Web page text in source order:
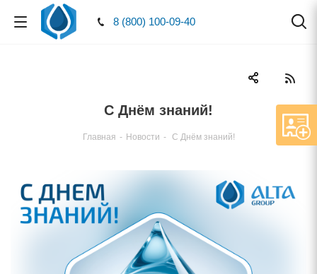
8 (800) 100-09-40
С Днём знаний!
Главная - Новости - С Днём знаний!